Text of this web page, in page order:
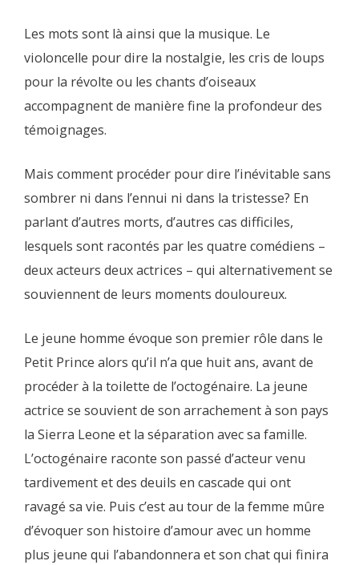
Les mots sont là ainsi que la musique. Le
violoncelle pour dire la nostalgie, les cris de loups
pour la révolte ou les chants d’oiseaux
accompagnent de manière fine la profondeur des
témoignages.
Mais comment procéder pour dire l’inévitable sans
sombrer ni dans l’ennui ni dans la tristesse? En
parlant d’autres morts, d’autres cas difficiles,
lesquels sont racontés par les quatre comédiens –
deux acteurs deux actrices – qui alternativement se
souviennent de leurs moments douloureux.
Le jeune homme évoque son premier rôle dans le
Petit Prince alors qu’il n’a que huit ans, avant de
procéder à la toilette de l’octogénaire. La jeune
actrice se souvient de son arrachement à son pays
la Sierra Leone et la séparation avec sa famille.
L’octogénaire raconte son passé d’acteur venu
tardivement et des deuils en cascade qui ont
ravagé sa vie. Puis c’est au tour de la femme mûre
d’évoquer son histoire d’amour avec un homme
plus jeune qui l’abandonnera et son chat qui finira